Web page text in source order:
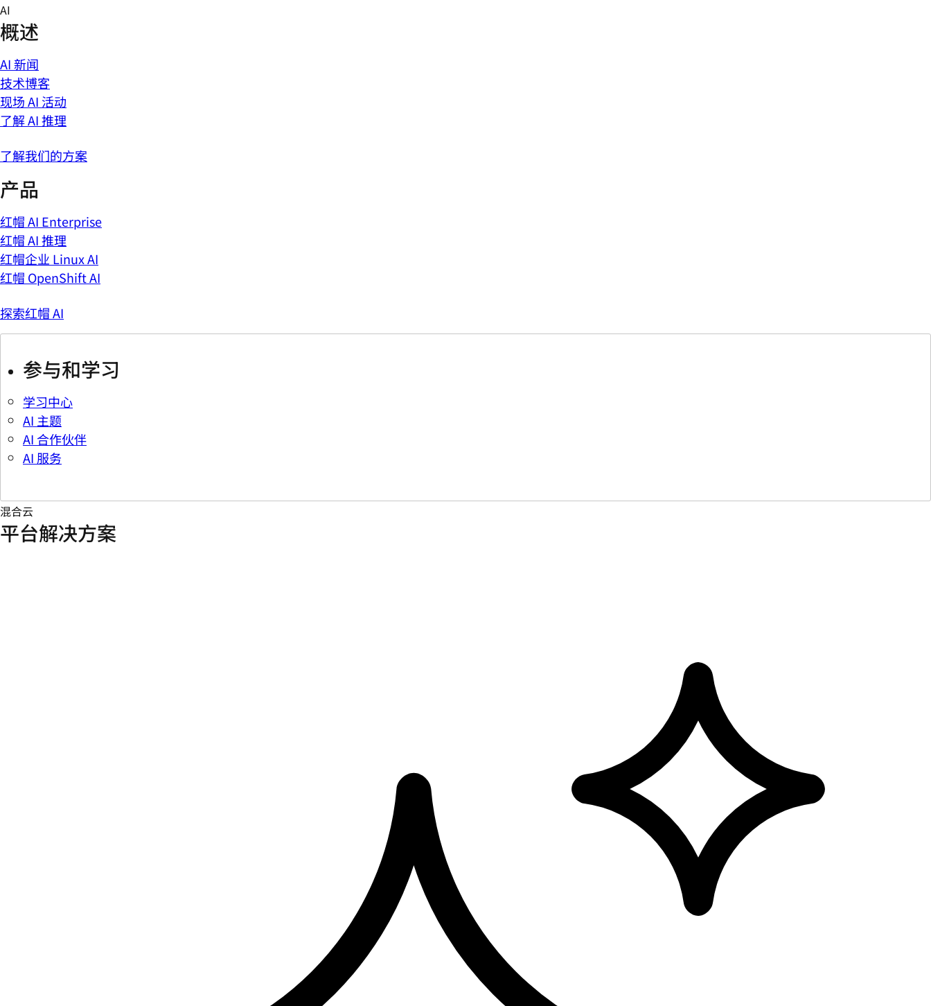
Skip
to
content
AI
概述
AI 新闻
技术博客
现场 AI 活动
了解 AI 推理
了解我们的方案
产品
红帽 AI Enterprise
红帽 AI 推理
红帽企业 Linux AI
红帽 OpenShift AI
探索红帽 AI
参与和学习
学习中心
AI 主题
AI 合作伙伴
AI 服务
混合云
平台解决方案